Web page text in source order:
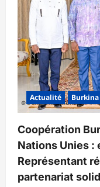
Actualité Burkina
Coopération
Nations Unies :
Représentant
partenariat